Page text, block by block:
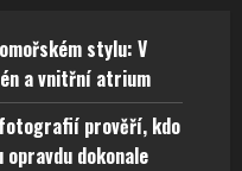
stylu: V
a vnitřní atrium
prověří, kdo
dokonale